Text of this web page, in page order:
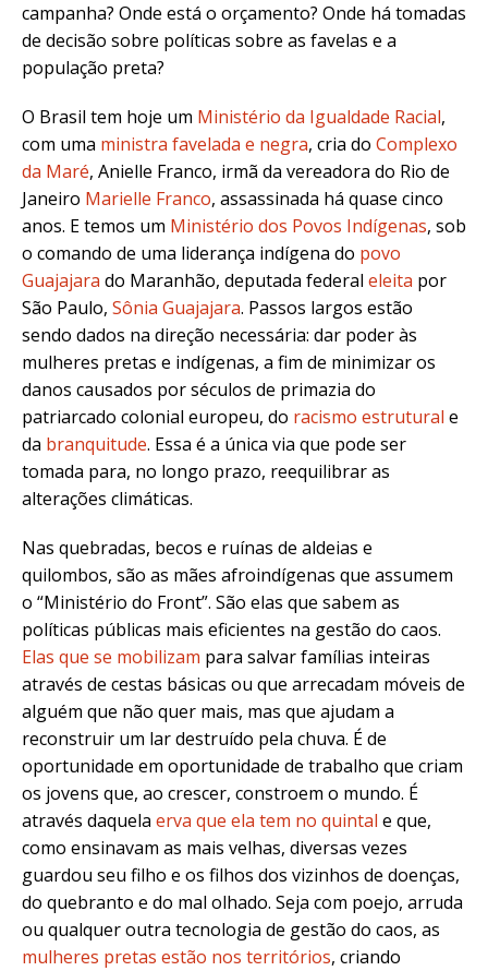
campanha? Onde está o orçamento? Onde há tomadas
de decisão sobre políticas sobre as favelas e a
população preta?
O Brasil tem hoje um Ministério da Igualdade Racial,
com uma ministra favelada e negra, cria do Complexo
da Maré, Anielle Franco, irmã da vereadora do Rio de
Janeiro Marielle Franco, assassinada há quase cinco
anos. E temos um Ministério dos Povos Indígenas, sob
o comando de uma liderança indígena do povo
Guajajara do Maranhão, deputada federal eleita por
São Paulo, Sônia Guajajara. Passos largos estão
sendo dados na direção necessária: dar poder às
mulheres pretas e indígenas, a fim de minimizar os
danos causados por séculos de primazia do
patriarcado colonial europeu, do racismo estrutural e
da branquitude. Essa é a única via que pode ser
tomada para, no longo prazo, reequilibrar as
alterações climáticas.
Nas quebradas, becos e ruínas de aldeias e
quilombos, são as mães afroindígenas que assumem
o “Ministério do Front”. São elas que sabem as
políticas públicas mais eficientes na gestão do caos.
Elas que se mobilizam para salvar famílias inteiras
através de cestas básicas ou que arrecadam móveis de
alguém que não quer mais, mas que ajudam a
reconstruir um lar destruído pela chuva. É de
oportunidade em oportunidade de trabalho que criam
os jovens que, ao crescer, constroem o mundo. É
através daquela erva que ela tem no quintal e que,
como ensinavam as mais velhas, diversas vezes
guardou seu filho e os filhos dos vizinhos de doenças,
do quebranto e do mal olhado. Seja com poejo, arruda
ou qualquer outra tecnologia de gestão do caos, as
mulheres pretas estão nos territórios, criando